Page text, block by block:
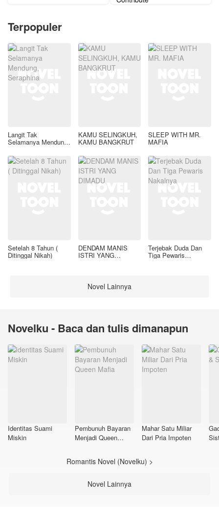
Terpopuler
Langit Tak
Selamanya Mendung,
KAMU SELINGKUH,
KAMU BANGKRUT
SLEEP WITH MR.
MAFIA
Setelah 8 Tahun (
Ditinggal Nikah)
DENDAM MANIS
ISTRI YANG
Terjebak Duda Dan
Tiga Pewaris
Novel Lainnya
Novelku - Baca dan tulis dimanapun
Identitas Suami
Miskin
Pembunuh Bayaran
Menjadi Queen
Mahar Satu Miliar
Dari Pria Impoten
Romantis Novel (Novelku) >
Novel Lainnya